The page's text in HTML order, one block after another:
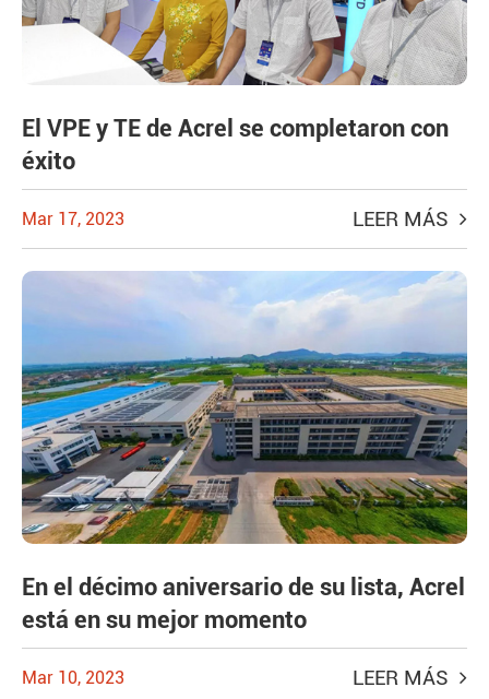
El VPE y TE de Acrel se completaron con
éxito
Mar 17, 2023 LEER MÁS
En el décimo aniversario de su lista, Acrel
está en su mejor momento
Mar 10, 2023 LEER MÁS